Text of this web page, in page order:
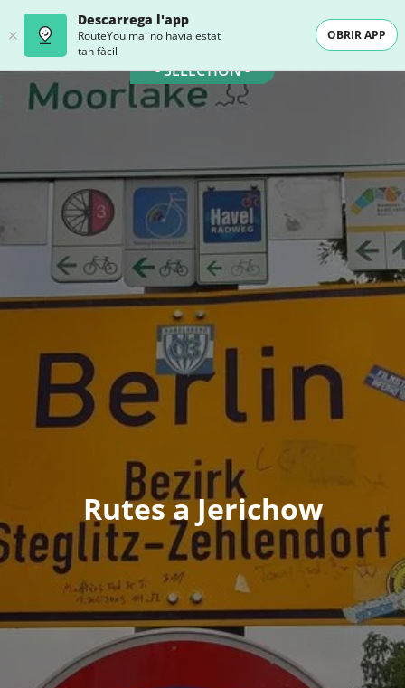
Descarrega l'app
RouteYou mai no havia estat
tan fàcil
OBRIR APP
- SELECTION -
Rutes a Jerichow